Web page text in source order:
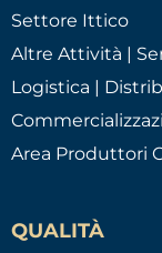
Settore Ittico
Altre Attività |
Logistica |
Area Produttori
QUALITÀ